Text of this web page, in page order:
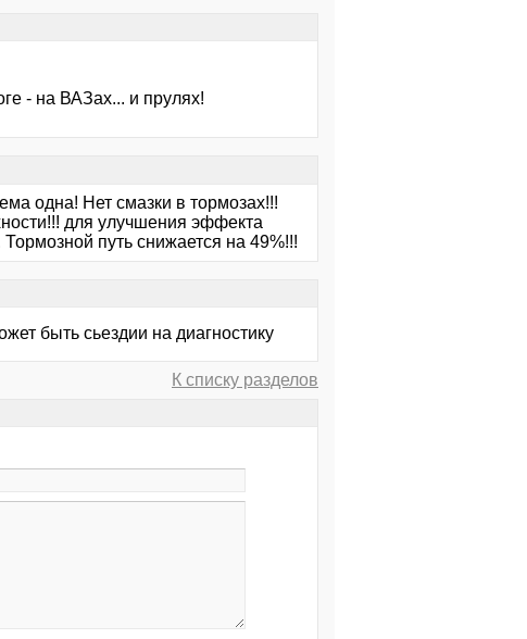
- на ВАЗах... и прулях!
одна! Нет смазки в тормозах!!!
для улучшения эффекта
путь снижается на 49%!!!
быть сьездии на диагностику
К списку разделов